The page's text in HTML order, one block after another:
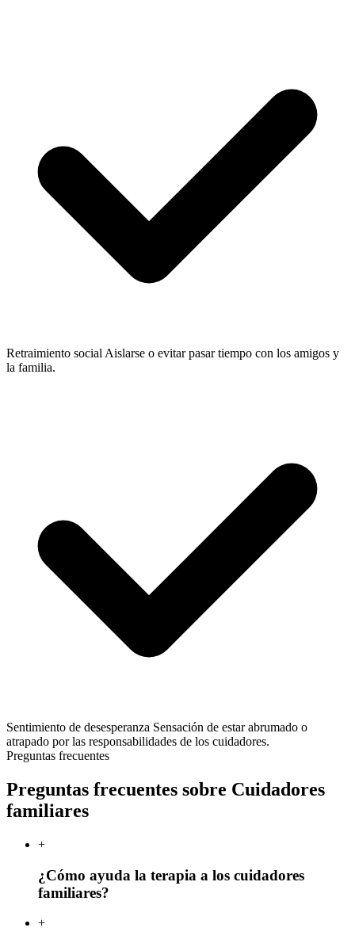
Retraimiento social Aislarse o evitar pasar tiempo con los amigos y
la familia.
Sentimiento de desesperanza Sensación de estar abrumado o
atrapado por las responsabilidades de los cuidadores.
Preguntas frecuentes
Preguntas frecuentes sobre Cuidadores
familiares
+
¿Cómo ayuda la terapia a los cuidadores
familiares?
+